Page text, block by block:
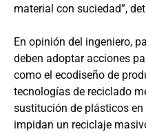
material con suciedad”,
En opinión del ingeniero,
deben adoptar acciones
como el ecodiseño de
tecnologías de reciclado
sustitución de plásticos
impidan un reciclaje